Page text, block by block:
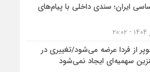
ایران؛ سندی داخلی با پیام‌های
از فردا عرضه می‌شود/تغییری در
سهمیه‌ای ایجاد نمی‌شود